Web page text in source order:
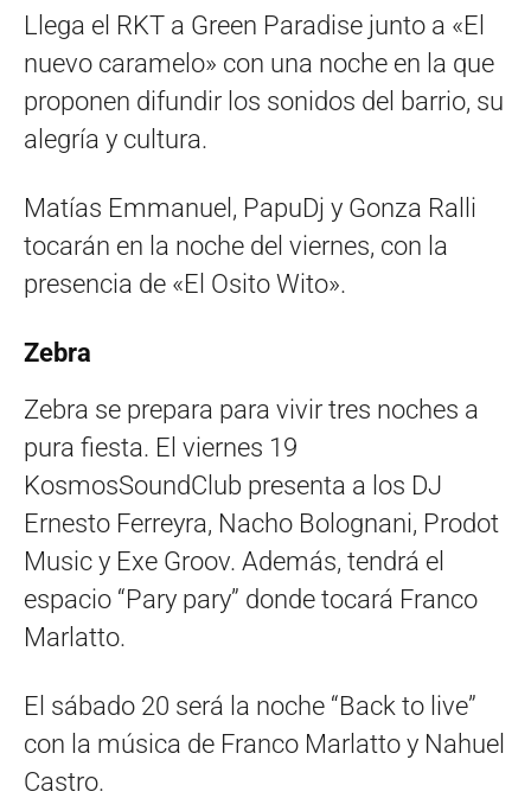
Llega el RKT a Green Paradise junto a «El
nuevo caramelo» con una noche en la que
proponen difundir los sonidos del barrio, su
alegría y cultura.
Matías Emmanuel, PapuDj y Gonza Ralli
tocarán en la noche del viernes, con la
presencia de «El Osito Wito».
Zebra
Zebra se prepara para vivir tres noches a
pura fiesta. El viernes 19
KosmosSoundClub presenta a los DJ
Ernesto Ferreyra, Nacho Bolognani, Prodot
Music y Exe Groov. Además, tendrá el
espacio “Pary pary” donde tocará Franco
Marlatto.
El sábado 20 será la noche “Back to live”
con la música de Franco Marlatto y Nahuel
Castro.